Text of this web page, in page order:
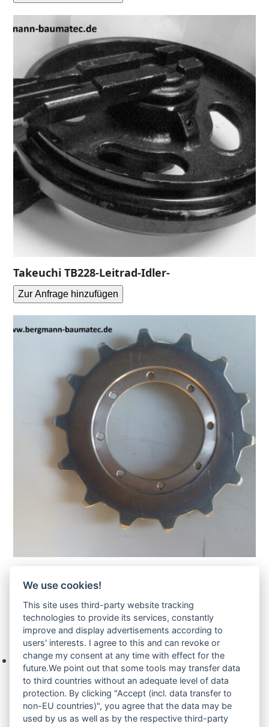
Takeuchi TB228-Leitrad-Idler-
Zur Anfrage hinzufügen
Ihre Anfrage
Keine Produkte in der Anfrageliste.
Produktsuche
We use cookies!
This site uses third-party website tracking
technologies to provide its services, constantly
improve and display advertisements according to
users' interests. I agree to this and can revoke or
change my consent at any time with effect for the
future.We point out that some tools may transfer data
to third countries without an adequate level of data
protection. By clicking "Accept (incl. data transfer to
non-EU countries)", you agree that the data may be
used by us as well as by the respective third-party